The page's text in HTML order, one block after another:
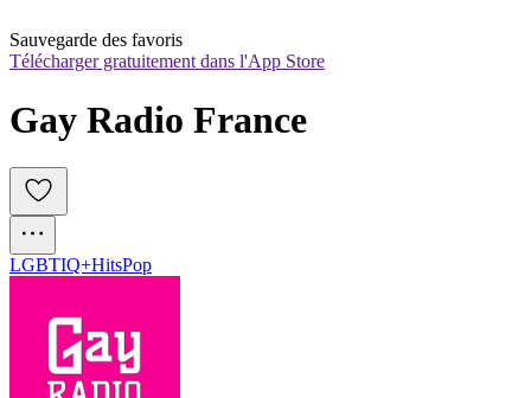
Sauvegarde des favoris
Télécharger gratuitement dans l'App Store
Gay Radio France
LGBTIQ+HitsPop